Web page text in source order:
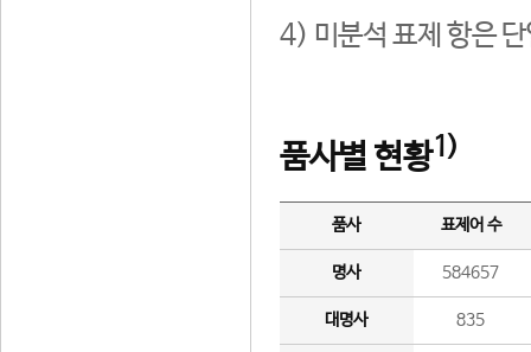
4) 미분석 표제 항은
품사별 현황1)
품사 표제어 수
명사 584657
대명사 835